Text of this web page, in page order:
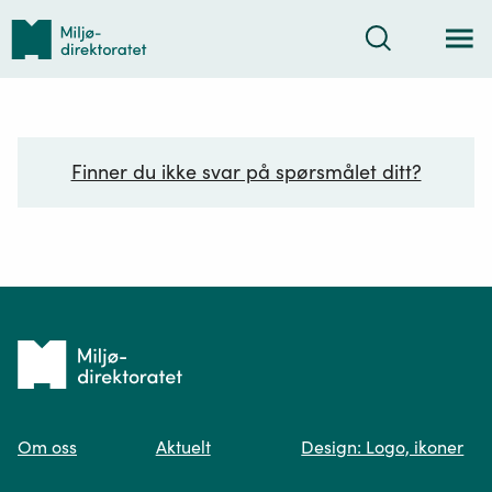
Tilbake
forsiden
Søk
Finner du ikke svar på spørsmålet ditt?
Tilbake
forsiden
Om oss Aktuelt Design: Logo, ikoner